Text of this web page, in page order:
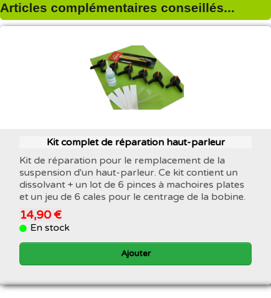
Articles complémentaires conseillés...
Kit complet de réparation haut-parleur
Kit de réparation pour le remplacement de la
suspension d'un haut-parleur. Ce kit contient un
dissolvant + un lot de 6 pinces à machoires plates
et un jeu de 6 cales pour le centrage de la bobine.
14,90 €
En stock
Ajouter